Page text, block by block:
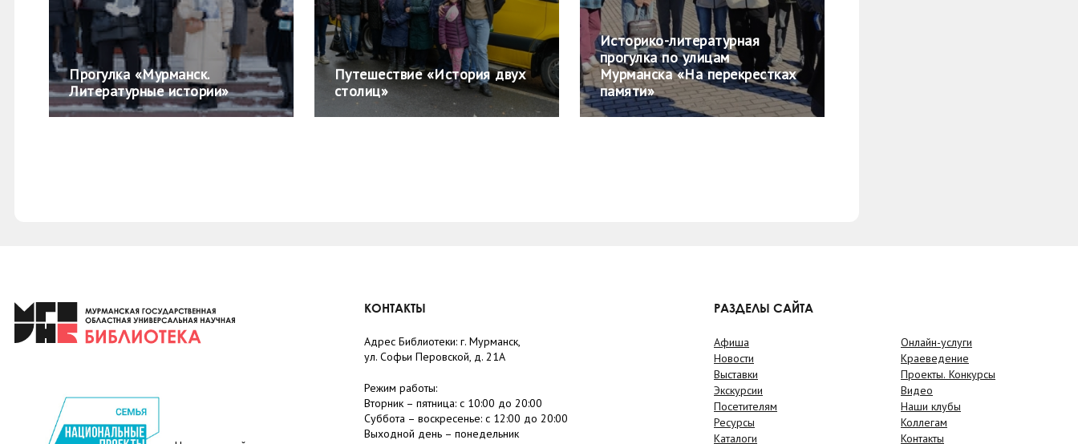
Прогулка «Мурманск.
Литературные истории»
Путешествие «История двух
столиц»
Историко-литературная
прогулка по улицам
Мурманска «На перекрестках
памяти»
КОНТАКТЫ
Адрес Библиотеки: г. Мурманск,
ул. Софьи Перовской, д. 21А
Режим работы:
Вторник – пятница: с 10:00 до 20:00
Суббота – воскресенье: c 12:00 до 20:00
Выходной день – понедельник
РАЗДЕЛЫ САЙТА
Афиша
Новости
Выставки
Экскурсии
Посетителям
Ресурсы
Каталоги
Онлайн-услуги
Краеведение
Проекты. Конкурсы
Видео
Наши клубы
Коллегам
Контакты